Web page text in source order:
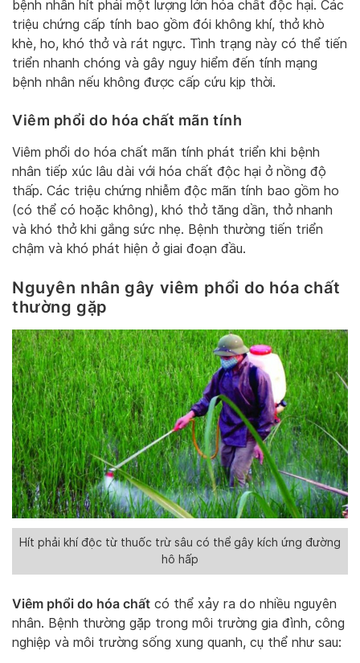
bệnh nhân hít phải một lượng lớn hóa chất độc hại. Các
triệu chứng cấp tính bao gồm đói không khí, thở khò
khè, ho, khó thở và rát ngực. Tình trạng này có thể tiến
triển nhanh chóng và gây nguy hiểm đến tính mạng
bệnh nhân nếu không được cấp cứu kịp thời.
Viêm phổi do hóa chất mãn tính
Viêm phổi do hóa chất mãn tính phát triển khi bệnh
nhân tiếp xúc lâu dài với hóa chất độc hại ở nồng độ
thấp. Các triệu chứng nhiễm độc mãn tính bao gồm ho
(có thể có hoặc không), khó thở tăng dần, thở nhanh
và khó thở khi gắng sức nhẹ. Bệnh thường tiến triển
chậm và khó phát hiện ở giai đoạn đầu.
Nguyên nhân gây viêm phổi do hóa chất
thường gặp
Hít phải khí độc từ thuốc trừ sâu có thể gây kích ứng đường
hô hấp
Viêm phổi do hóa chất có thể xảy ra do nhiều nguyên
nhân. Bệnh thường gặp trong môi trường gia đình, công
nghiệp và môi trường sống xung quanh, cụ thể như sau: